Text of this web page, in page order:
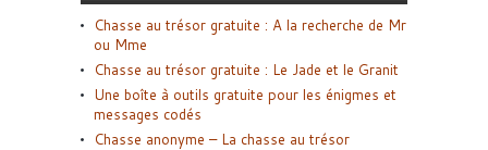
Chasse au trésor gratuite : A la recherche de Mr
ou Mme
Chasse au trésor gratuite : Le Jade et le Granit
Une boîte à outils gratuite pour les énigmes et
messages codés
Chasse anonyme – La chasse au trésor